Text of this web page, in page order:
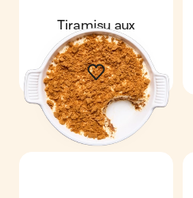
Tiramisu aux
spéculoos